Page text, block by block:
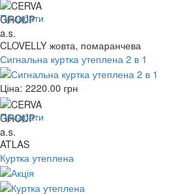
Придбати
CLOVELLY жовта, помаранчева
Сигнальна куртка утеплена 2 в 1
Ціна: 2220.00 грн
Придбати
ATLAS
Куртка утеплена